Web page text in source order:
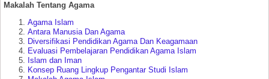
Makalah Tentang Agama
Agama Islam
Antara Manusia Dan Agama
Diversifikasi Pendidikan Agama Dan Keagamaan
Evaluasi Pembelajaran Pendidikan Agama Islam
Islam dan Iman
Konsep Ruang Lingkup Pengantar Studi Islam